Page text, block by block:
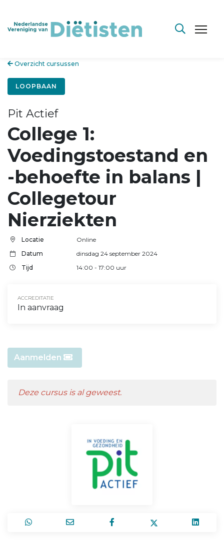
Overzicht cursussen
LOOPBAAN
Pit Actief
College 1:
Voedingstoestand en
-behoefte in balans |
Collegetour
Nierziekten
Locatie
Online
Datum
dinsdag 24 september 2024
Tijd
14:00 - 17:00 uur
ACCREDITATIE
In aanvraag
Aanmelden
Deze cursus is al geweest.